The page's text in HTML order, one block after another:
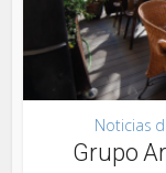
Noticias
Grupo